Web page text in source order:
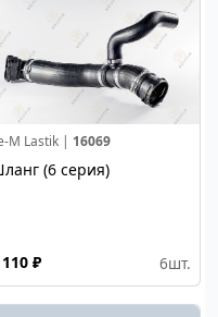
M Lastik | 16069
(6 серия)
₽ 6шт.